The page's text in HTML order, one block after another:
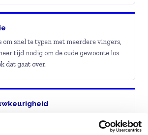
om snel te typen met meerdere vingers,
tijd nodig om de oude gewoonte los
dat gaat over.
op. Wie eerst nauwkeurig oefent, haalt